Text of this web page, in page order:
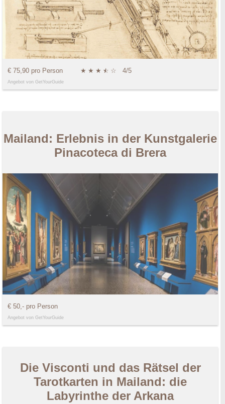
€ 75,90 pro Person ★ ★ ★ ★
☆ ☆ 4/5
Angebot von GetYourGuide
Mailand: Erlebnis in der Kunstgalerie
Pinacoteca di Brera
€ 50,- pro Person
Angebot von GetYourGuide
Die Visconti und das Rätsel der
Tarotkarten in Mailand: die
Labyrinthe der Arkana